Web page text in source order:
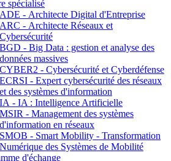
spécialisé
ADE - Architecte Digital d'Entreprise
ARC - Architecte Réseaux et
Cybersécurité
BGD - Big Data : gestion et analyse des
données massives
CYBER2 - Cybersécurité et Cyberdéfense
ECRSI - Expert cybersécurité des réseaux
et des systèmes d'information
IA - IA : Intelligence Artificielle
MSIR - Management des systèmes
d'information en réseaux
SMOB - Smart Mobility - Transformation
Numérique des Systèmes de Mobilité
d'échange